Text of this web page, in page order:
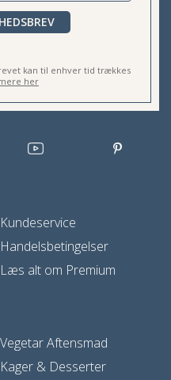
kan til enhver tid trækkes
her
Kundeservice
Handelsbetingelser
Læs alt om Premium
Vegetar Aftensmad
Kager & Desserter